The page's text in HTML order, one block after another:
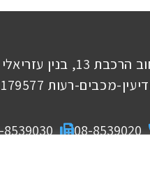
מכבים-רעות 7179577
08-8539020
8539030